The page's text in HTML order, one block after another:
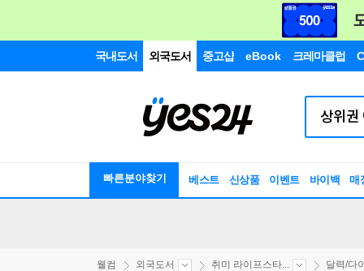
국내도서 외국도서 중고샵 eBook 크레마클럽
빠른분야찾기 베스트 신상품 이벤트 바이백 매
웰컴 외국도서 취미 라이프스타... 달력/다